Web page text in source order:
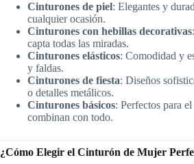
Cinturones de piel: Elegantes y
cualquier ocasión.
Cinturones con hebillas decorativas
capta todas las miradas.
Cinturones elásticos: Comodidad y
y faldas.
Cinturones de fiesta: Diseños
o detalles metálicos.
Cinturones básicos: Perfectos para
combinan con todo.
¿Cómo Elegir el Cinturón de Mujer